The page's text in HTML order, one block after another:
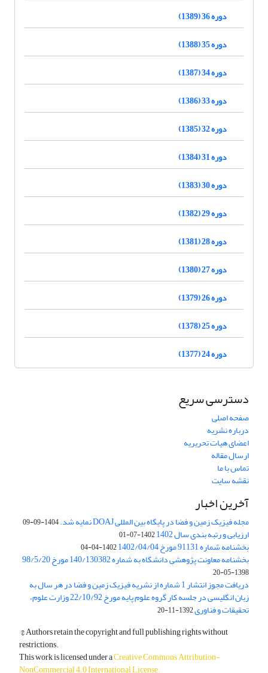
دوره 36 (1389)
دوره 35 (1388)
دوره 34 (1387)
دوره 33 (1386)
دوره 32 (1385)
دوره 31 (1384)
دوره 30 (1383)
دوره 29 (1382)
دوره 28 (1381)
دوره 27 (1380)
دوره 26 (1379)
دوره 25 (1378)
دوره 24 (1377)
دسترسی سریع
صفحه اصلی
درباره نشریه
اعضای هیات تحریریه
ارسال مقاله
تماس با ما
نقشه سایت
آخرین اخبار
مجله فیزیک زمین و فضا در پایگاه بین المللی DOAJ نمایه شد. 1404-09-09
ارزیابی و رتبه بندی سال 1402 1402-07-01
بخشنامه شماره 91131 مورخ 1402/04/04 1402-04-04
بخشنامه معاونت پژوهشی دانشگاه به شماره 140/130382 مورخ 98/5/20
1398-05-20
دریافت مجوز انتشار 1 شماره از نشریه فیزیک زمین و فضا در هر سال به
زبان انگلیسی در جلسه کار گروه علوم پایه مورخ 22/10/92 وزارت علوم،
تحقیقات و فناوری1392-11-20
© Authors retain the copyright and full publishing rights without
restrictions.
This work is licensed under aCreative Commons Attribution-
NonCommercial 4.0 International License.